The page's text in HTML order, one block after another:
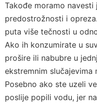
Takođe moramo
predostrožnosti i
puta više tečnosti u
Ako ih konzumirate u
prošire ili nabubre u
ekstremnim
Posebno ako ste uzeli
poslije popili vodu, jer